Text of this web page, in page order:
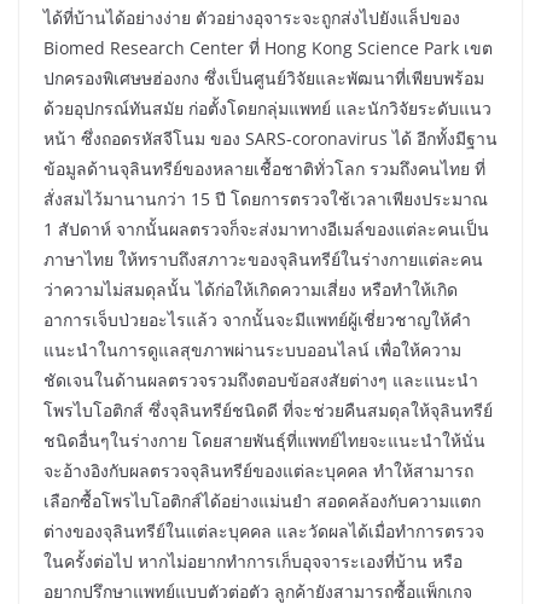
ได้ที่บ้านได้อย่างง่าย ตัวอย่างอุจาระจะถูกส่งไปยังแล็ปของ
Biomed Research Center ที่ Hong Kong Science Park เขต
ปกครองพิเศษษฮ่องกง ซึ่งเป็นศูนย์วิจัยและพัฒนาที่เพียบพร้อม
ด้วยอุปกรณ์ทันสมัย ก่อตั้งโดยกลุ่มแพทย์ และนักวิจัยระดับแนว
หน้า ซึ่งถอดรหัสจีโนม ของ SARS-coronavirus ได้ อีกทั้งมีฐาน
ข้อมูลด้านจุลินทรีย์ของหลายเชื้อชาติทั่วโลก รวมถึงคนไทย ที่
สั่งสมไว้มานานกว่า 15 ปี โดยการตรวจใช้เวลาเพียงประมาณ
1 สัปดาห์ จากนั้นผลตรวจก็จะส่งมาทางอีเมล์ของแต่ละคนเป็น
ภาษาไทย ให้ทราบถึงสภาวะของจุลินทรีย์ในร่างกายแต่ละคน
ว่าความไม่สมดุลนั้น ได้ก่อให้เกิดความเสี่ยง หรือทำให้เกิด
อาการเจ็บป่วยอะไรแล้ว จากนั้นจะมีแพทย์ผู้เชี่ยวชาญให้คำ
แนะนำในการดูแลสุขภาพผ่านระบบออนไลน์ เพื่อให้ความ
ชัดเจนในด้านผลตรวจรวมถึงตอบข้อสงสัยต่างๆ และแนะนำ
โพรไบโอติกส์ ซึ่งจุลินทรีย์ชนิดดี ที่จะช่วยคืนสมดุลให้จุลินทรีย์
ชนิดอื่นๆในร่างกาย โดยสายพันธุ์ที่แพทย์ไทยจะแนะนำให้นั่น
จะอ้างอิงกับผลตรวจจุลินทรีย์ของแต่ละบุคคล ทำให้สามารถ
เลือกซื้อโพรไบโอติกส์ได้อย่างแม่นยำ สอดคล้องกับความแตก
ต่างของจุลินทรีย์ในแต่ละบุคคล และวัดผลได้เมื่อทำการตรวจ
ในครั้งต่อไป หากไม่อยากทำการเก็บอุจจาระเองที่บ้าน หรือ
อยากปรึกษาแพทย์แบบตัวต่อตัว ลูกค้ายังสามารถซื้อแพ็กเกจ